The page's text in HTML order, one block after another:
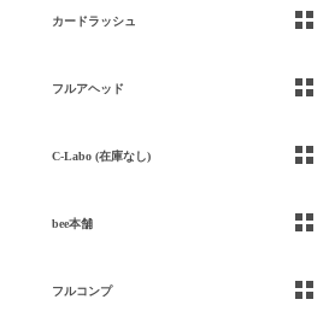
カードラッシュ
フルアヘッド
C-Labo (在庫なし)
bee本舗
フルコンプ